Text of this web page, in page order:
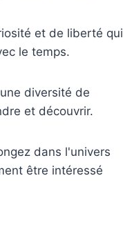
et de liberté qui
le temps.
diversité de
et découvrir.
dans l'univers
être intéressé